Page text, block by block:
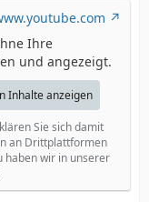
Ihre
und angezeigt.
Inhalte anzeigen
Sie sich damit
an Drittplattformen
haben wir in unserer